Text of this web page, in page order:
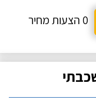
0 הצעות מחיר